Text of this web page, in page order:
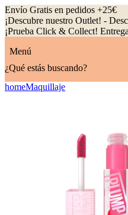
Envío Gratis en pedidos +25€
¡Descubre nuestro Outlet! -
¡Prueba Click & Collect!
Menú
¿Qué estás buscando?
homeMaquillaje